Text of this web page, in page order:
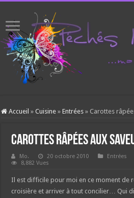
Accueil » Cuisine » Entrées » Carottes
Carottes râpées aux
Mo. 20 octobre 2010 Entrées
8,882 Vues
Il est difficile pour moi en ce moment de
croisière et arriver à tout concilier… Qui